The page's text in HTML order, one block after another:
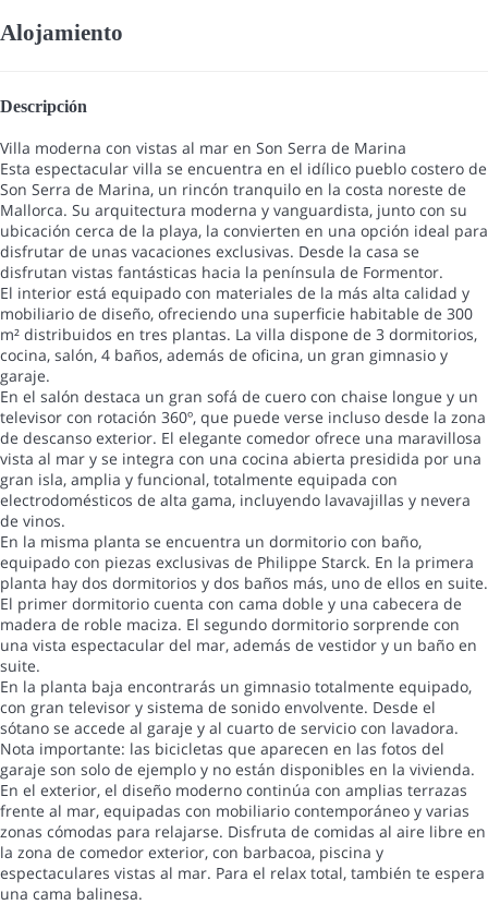
Alojamiento
Descripción
Villa moderna con vistas al mar en Son Serra de Marina
Esta espectacular villa se encuentra en el idílico pueblo costero de
Son Serra de Marina, un rincón tranquilo en la costa noreste de
Mallorca. Su arquitectura moderna y vanguardista, junto con su
ubicación cerca de la playa, la convierten en una opción ideal para
disfrutar de unas vacaciones exclusivas. Desde la casa se
disfrutan vistas fantásticas hacia la península de Formentor.
El interior está equipado con materiales de la más alta calidad y
mobiliario de diseño, ofreciendo una superficie habitable de 300
m² distribuidos en tres plantas. La villa dispone de 3 dormitorios,
cocina, salón, 4 baños, además de oficina, un gran gimnasio y
garaje.
En el salón destaca un gran sofá de cuero con chaise longue y un
televisor con rotación 360º, que puede verse incluso desde la zona
de descanso exterior. El elegante comedor ofrece una maravillosa
vista al mar y se integra con una cocina abierta presidida por una
gran isla, amplia y funcional, totalmente equipada con
electrodomésticos de alta gama, incluyendo lavavajillas y nevera
de vinos.
En la misma planta se encuentra un dormitorio con baño,
equipado con piezas exclusivas de Philippe Starck. En la primera
planta hay dos dormitorios y dos baños más, uno de ellos en suite.
El primer dormitorio cuenta con cama doble y una cabecera de
madera de roble maciza. El segundo dormitorio sorprende con
una vista espectacular del mar, además de vestidor y un baño en
suite.
En la planta baja encontrarás un gimnasio totalmente equipado,
con gran televisor y sistema de sonido envolvente. Desde el
sótano se accede al garaje y al cuarto de servicio con lavadora.
Nota importante: las bicicletas que aparecen en las fotos del
garaje son solo de ejemplo y no están disponibles en la vivienda.
En el exterior, el diseño moderno continúa con amplias terrazas
frente al mar, equipadas con mobiliario contemporáneo y varias
zonas cómodas para relajarse. Disfruta de comidas al aire libre en
la zona de comedor exterior, con barbacoa, piscina y
espectaculares vistas al mar. Para el relax total, también te espera
una cama balinesa.